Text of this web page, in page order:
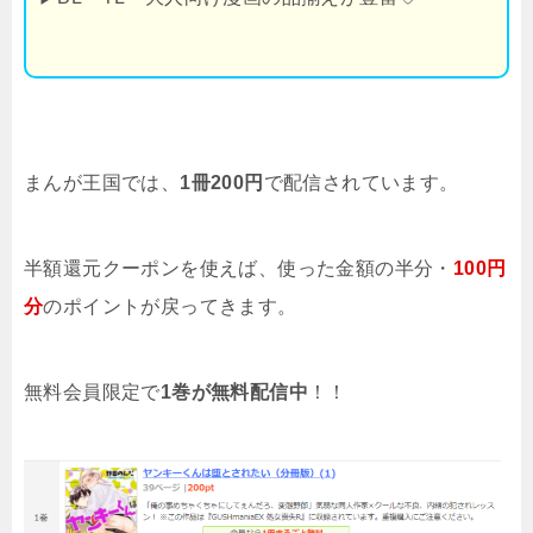
まんが王国では、 1冊200円 で配信されています。
半額還元クーポンを使えば、使った金額の半分・ 100円
分のポイントが戻ってきます。
無料会員限定で1巻が無料配信中 ！！